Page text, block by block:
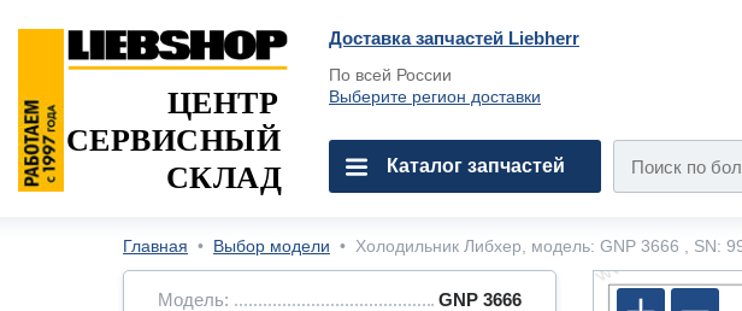
Доставка запчастей Liebherr
По всей России
Выберите регион доставки
ЦЕНТР
СЕРВИСНЫЙ
СКЛАД
Каталог запчастей
Главная • Выбор модели • Холодильник Либхер, модель: GNP 3666 , SN:
Модель:
GNP 3666